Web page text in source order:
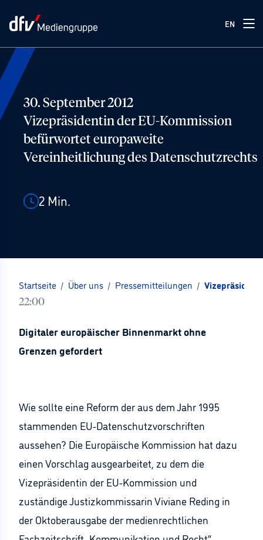
EN
30. September 2012
Vizepräsidentin der EU-Kommission
befürwortet europaweite
Vereinheitlichung des Datenschutzrechts
2 Min.
Startseite / Über uns / Pressemitteilungen /
22:00
Digitaler europäischer Binnenmarkt ohne
Grenzen gefordert
Wie sollte eine Reform der aus dem Jahr 1995
stammenden EU-Datenschutzvorschriften
aussehen? Die Europäische Kommission hat dazu
einen Vorschlag ausgearbeitet, zu dem die
Vizepräsidentin der EU-Kommission und
zuständige Justizkommissarin Viviane Reding in
der Oktoberausgabe der medienrechtlichen